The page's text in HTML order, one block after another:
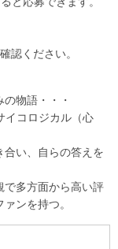
認ください。
物語・・・
イコロジカル（心
合い、自らの答えを
で多方面から高い評
ンを持つ。